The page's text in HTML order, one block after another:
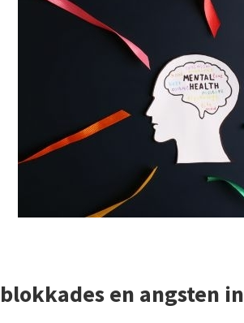
en angsten